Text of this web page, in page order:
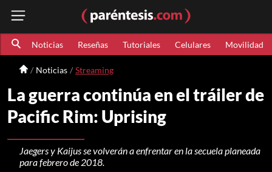
Noticias Reseñas Tutoriales Celulares Movilidad
Noticias Streaming
La guerra continúa en el tráiler de
Pacific Rim: Uprising
Jaegers y Kaijus se volverán a enfrentar en la secuela planeada
para febrero de 2018.